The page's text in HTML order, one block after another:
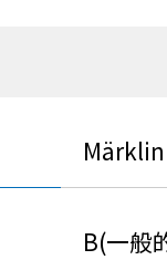
Märklin
B(一般